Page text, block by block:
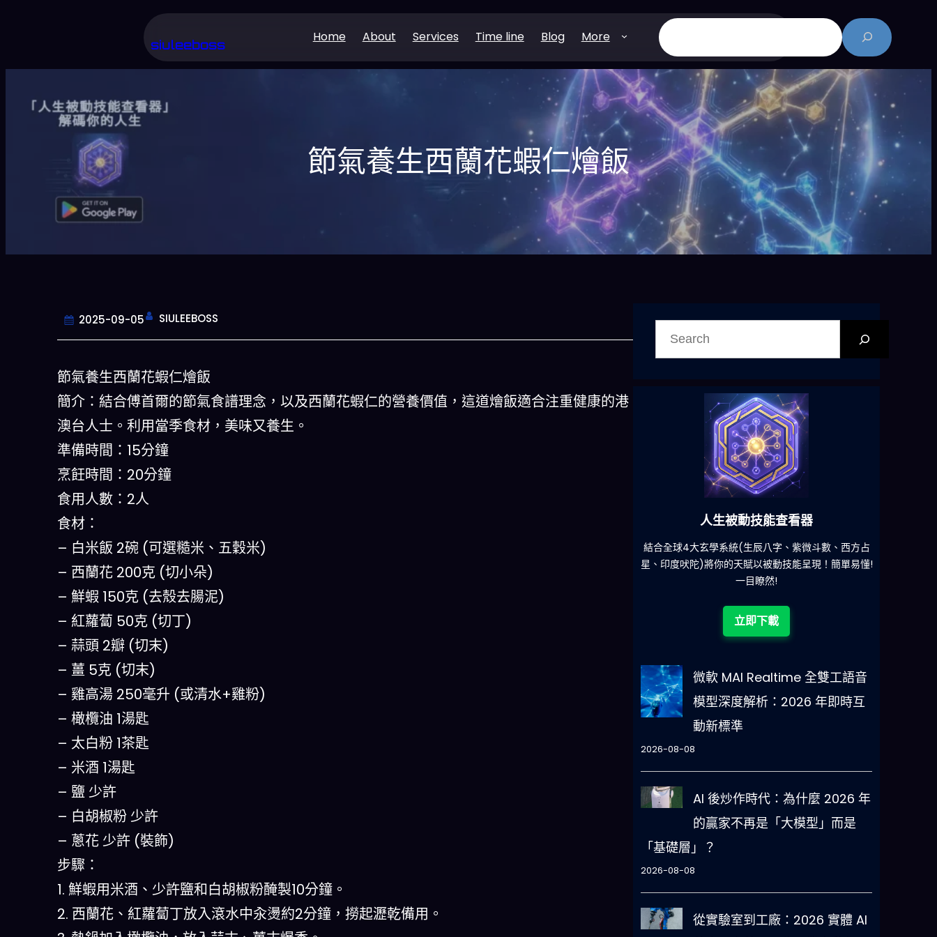
主
siuleeboss Home About Services Time line Blog More
搜
尋
節氣養生西蘭花蝦仁燴飯
2025-09-05 SIULEEBOSS
節氣養生西蘭花蝦仁燴飯
簡介：結合傅首爾的節氣食譜理念，以及西蘭花蝦仁的營養價值，這道燴飯適合注重健康的港
澳台人士。利用當季食材，美味又養生。
準備時間：15分鐘
烹飪時間：20分鐘
食用人數：2人
食材：
– 白米飯 2碗 (可選糙米、五穀米)
– 西蘭花 200克 (切小朵)
– 鮮蝦 150克 (去殼去腸泥)
– 紅蘿蔔 50克 (切丁)
– 蒜頭 2瓣 (切末)
– 薑 5克 (切末)
– 雞高湯 250毫升 (或清水+雞粉)
– 橄欖油 1湯匙
– 太白粉 1茶匙
– 米酒 1湯匙
– 鹽 少許
– 白胡椒粉 少許
– 蔥花 少許 (裝飾)
步驟：
1. 鮮蝦用米酒、少許鹽和白胡椒粉醃製10分鐘。
2. 西蘭花、紅蘿蔔丁放入滾水中汆燙約2分鐘，撈起瀝乾備用。
一鍵配搭出三餸一湯的完美晚餐組合,以後免除晚餐吃
六合彩發達神器
減少超過500萬個低概率中獎組合，提高中獎率
立即下載
微軟 MAI Realtime 全雙工語音
模型深度解析：2026 年即時互
動新標準
2026-08-08
AI 後炒作時代：為什麼 2026 年
的贏家不再是「大模型」而是
「基礎層」？
2026-08-08
從實驗室到工廠：2026 實體 AI